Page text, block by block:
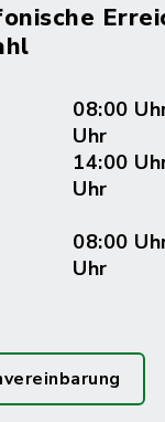
08:00
Uhr
14:00
Uhr
08:00
Uhr